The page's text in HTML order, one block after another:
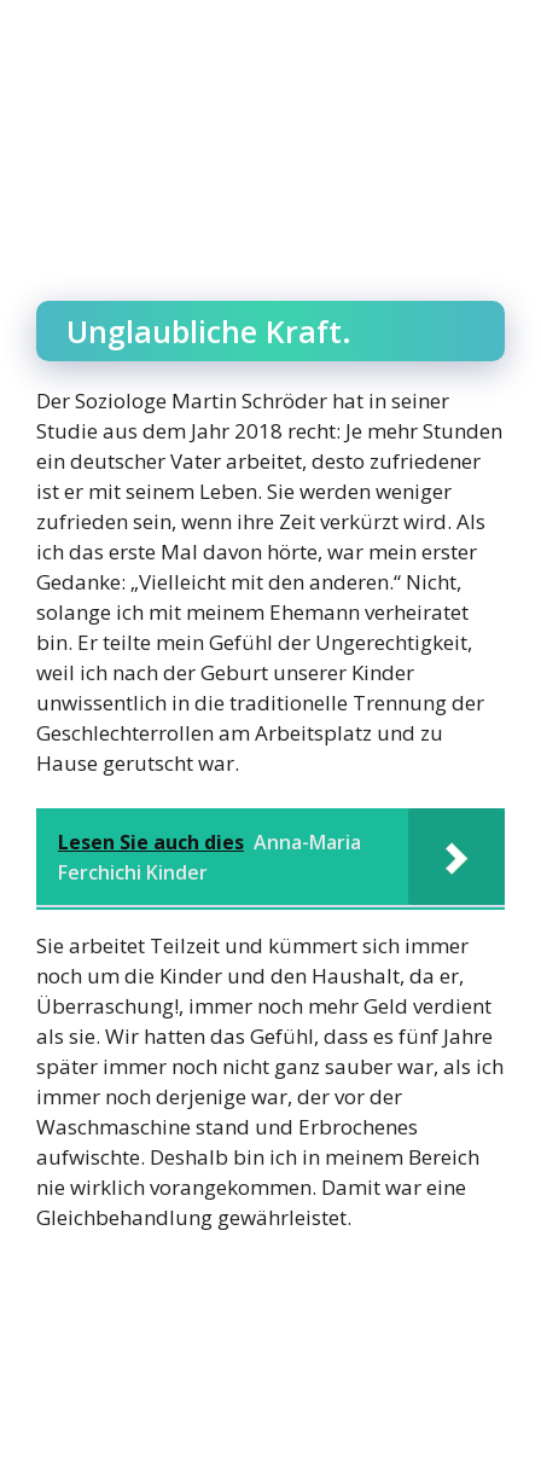
Unglaubliche Kraft.
Der Soziologe Martin Schröder hat in seiner
Studie aus dem Jahr 2018 recht: Je mehr Stunden
ein deutscher Vater arbeitet, desto zufriedener
ist er mit seinem Leben. Sie werden weniger
zufrieden sein, wenn ihre Zeit verkürzt wird. Als
ich das erste Mal davon hörte, war mein erster
Gedanke: „Vielleicht mit den anderen.“ Nicht,
solange ich mit meinem Ehemann verheiratet
bin. Er teilte mein Gefühl der Ungerechtigkeit,
weil ich nach der Geburt unserer Kinder
unwissentlich in die traditionelle Trennung der
Geschlechterrollen am Arbeitsplatz und zu
Hause gerutscht war.
Lesen Sie auch dies Anna-Maria
Ferchichi Kinder
Sie arbeitet Teilzeit und kümmert sich immer
noch um die Kinder und den Haushalt, da er,
Überraschung!, immer noch mehr Geld verdient
als sie. Wir hatten das Gefühl, dass es fünf Jahre
später immer noch nicht ganz sauber war, als ich
immer noch derjenige war, der vor der
Waschmaschine stand und Erbrochenes
aufwischte. Deshalb bin ich in meinem Bereich
nie wirklich vorangekommen. Damit war eine
Gleichbehandlung gewährleistet.